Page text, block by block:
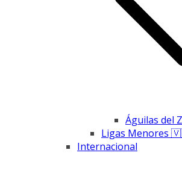
Águilas del
Ligas Menores
Internacional